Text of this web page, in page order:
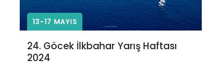
13-17 MAYIS
24. Göcek İlkbahar Yarış Haftası
2024